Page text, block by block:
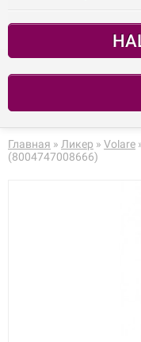
В
Главная » Ликер » Volare
(8004747008666)